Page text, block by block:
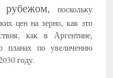
рубежом, поскольку
цен на зерно, как это
как в Аргентине,
планах по увеличению
году.